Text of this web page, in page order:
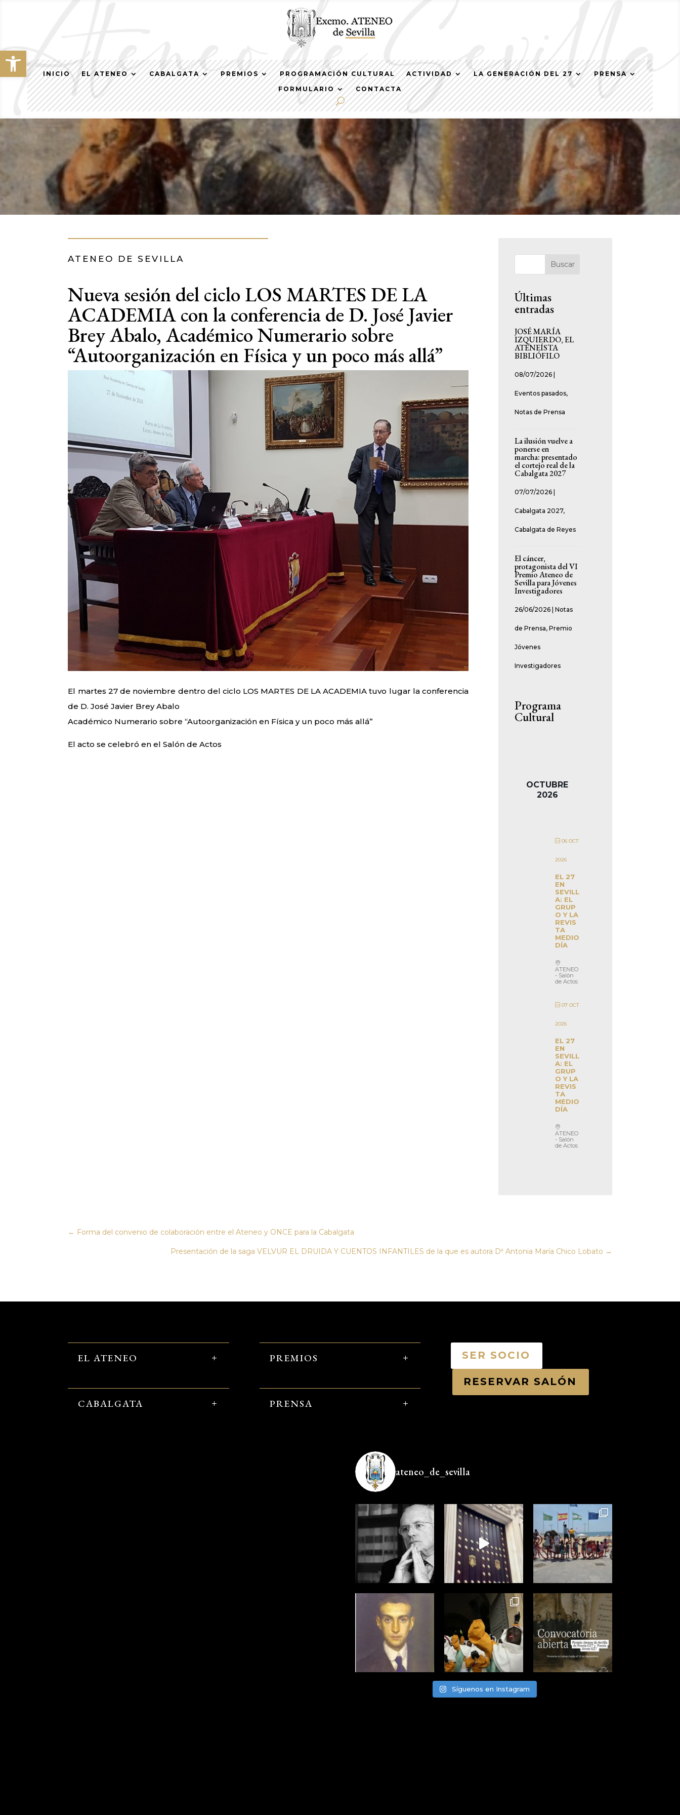
Abrir barra de herramientas
INICIO EL ATENEO CABALGATA PREMIOS PROGRAMACIÓN CULTURAL ACTIVIDAD LA GENERACIÓN DEL 27
PRENSA
FORMULARIO
CONTACTA
ATENEO DE SEVILLA
Nueva sesión del ciclo LOS MARTES DE LA
ACADEMIA con la conferencia de D. José Javier
Brey Abalo, Académico Numerario sobre
“Autoorganización en Física y un poco más allá”
El martes 27 de noviembre dentro del ciclo LOS MARTES DE LA ACADEMIA tuvo lugar la conferencia
de D. José Javier Brey Abalo
Académico Numerario sobre “Autoorganización en Física y un poco más allá”
El acto se celebró en el Salón de Actos
Buscar
Últimas
entradas
JOSÉ MARÍA
IZQUIERDO, EL
ATENEÍSTA
BIBLIÓFILO
08/07/2026
Eventos pasados,
Notas de Prensa
La ilusión vuelve a
ponerse en
marcha: presentado
el cortejo real de la
Cabalgata 2027
07/07/2026
Cabalgata 2027,
Cabalgata de Reyes
El cáncer,
protagonista del VI
Premio Ateneo de
Sevilla para Jóvenes
Investigadores
26/06/2026 |Notas
de Prensa,Premio
Jóvenes
Investigadores
Programa
Cultural
OCTUBRE
2026
06 OCT
2026
EL 27
EN
SEVILL
A: EL
GRUP
O Y LA
REVIS
TA
MEDIO
DÍA
ATENEO
- Salón
de Actos
07 OCT
2026
EL 27
EN
SEVILL
A: EL
GRUP
O Y LA
REVIS
TA
MEDIO
DÍA
ATENEO
- Salón
de Actos
← Forma del convenio de colaboración entre el Ateneo y ONCE para la Cabalgata
Presentación de la saga VELVUR EL DRUIDA Y CUENTOS INFANTILES de la que es autora Dª Antonia María Chico Lobato →
EL ATENEO
CABALGATA
PREMIOS
PRENSA
SER SOCIO
RESERVAR SALÓN
ateneo_de_sevilla
Síguenos en Instagram